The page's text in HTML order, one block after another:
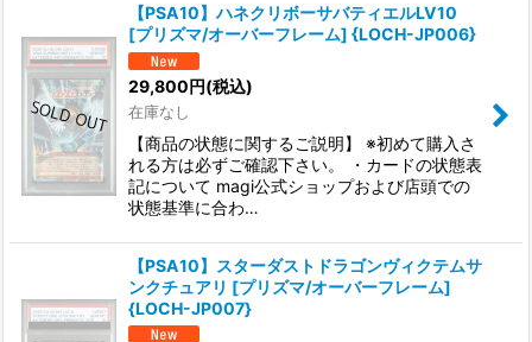
【PSA10】ハネクリボーサバティエルLV10
[プリズマ/オーバーフレーム] {LOCH-JP006}
29,800円(税込)
在庫なし
【商品の状態に関するご説明】 ※初めて購入さ
れる方は必ずご確認下さい。 ・カードの状態表
記について magi公式ショップおよび店頭での
状態基準に合わ…
【PSA10】スターダストドラゴンヴィクテムサ
ンクチュアリ [プリズマ/オーバーフレーム]
{LOCH-JP007}